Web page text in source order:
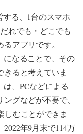
する、1台のスマホ
れでも・どこでも
アプリです。
になることで、その
きると考えていま
、PCなどによる
グなどが不要で、
しむことができま
年9月末で114万